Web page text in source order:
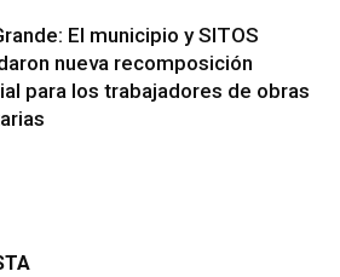
El municipio y SITOS
nueva recomposición
para los trabajadores de obras